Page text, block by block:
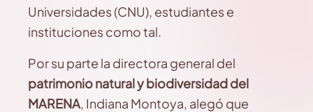
Universidades (CNU), estudiantes e
instituciones como tal.
Por su parte la directora general del
patrimonio natural y biodiversidad del
MARENA, Indiana Montoya, alegó que